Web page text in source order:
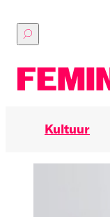
sisu
juurde
Kultuur